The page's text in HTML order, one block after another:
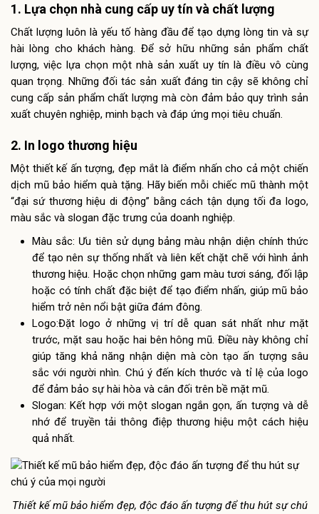
1. Lựa chọn nhà cung cấp uy tín và chất lượng
Chất lượng luôn là yếu tố hàng đầu để tạo dựng lòng tin và sự
hài lòng cho khách hàng. Để sở hữu những sản phẩm chất
lượng, việc lựa chọn một nhà sản xuất uy tín là điều vô cùng
quan trọng. Những đối tác sản xuất đáng tin cậy sẽ không chỉ
cung cấp sản phẩm chất lượng mà còn đảm bảo quy trình sản
xuất chuyên nghiệp, minh bạch và đáp ứng mọi tiêu chuẩn.
2. In logo thương hiệu
Một thiết kế ấn tượng, đẹp mắt là điểm nhấn cho cả một chiến
dịch mũ bảo hiểm quà tặng. Hãy biến mỗi chiếc mũ thành một
“đại sứ thương hiệu di động” bằng cách tận dụng tối đa logo,
màu sắc và slogan đặc trưng của doanh nghiệp.
Màu sắc: Ưu tiên sử dụng bảng màu nhận diện chính thức
để tạo nên sự thống nhất và liên kết chặt chẽ với hình ảnh
thương hiệu. Hoặc chọn những gam màu tươi sáng, đối lập
hoặc có tính chất đặc biệt để tạo điểm nhấn, giúp mũ bảo
hiểm trở nên nổi bật giữa đám đông.
Logo:Đặt logo ở những vị trí dễ quan sát nhất như mặt
trước, mặt sau hoặc hai bên hông mũ. Điều này không chỉ
giúp tăng khả năng nhận diện mà còn tạo ấn tượng sâu
sắc với người nhìn. Chú ý đến kích thước và tỉ lệ của logo
để đảm bảo sự hài hòa và cân đối trên bề mặt mũ.
Slogan: Kết hợp với một slogan ngắn gọn, ấn tượng và dễ
nhớ để truyền tải thông điệp thương hiệu một cách hiệu
quả nhất.
Thiết kế mũ bảo hiểm đẹp, độc đáo ấn tượng để thu hút sự chú